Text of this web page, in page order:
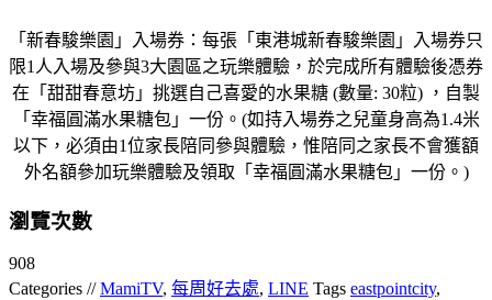
「新春駿樂園」入場券：每張「東港城新春駿樂園」入場券只
限1人入場及參與3大園區之玩樂體驗，於完成所有體驗後憑券
在「甜甜春意坊」挑選自己喜愛的水果糖 (數量: 30粒) ，自製
「幸福圓滿水果糖包」一份。(如持入場券之兒童身高為1.4米
以下，必須由1位家長陪同參與體驗，惟陪同之家長不會獲額
外名額參加玩樂體驗及領取「幸福圓滿水果糖包」一份。)
瀏覽次數
908
Categories //MamiTV, 每周好去處, LINE Tags eastpointcity,